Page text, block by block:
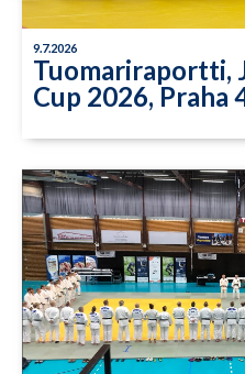
9.7.2026
Tuomariraportti,
Cup 2026, Praha